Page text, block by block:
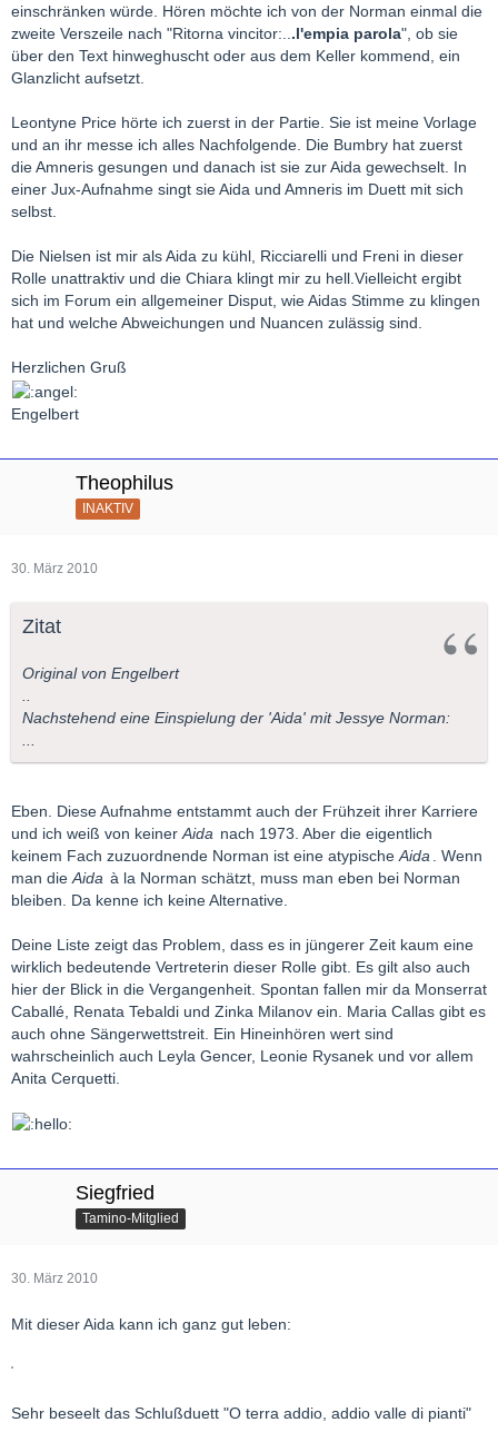
einschränken würde. Hören möchte ich von der Norman einmal die
zweite Verszeile nach "Ritorna vincitor:...l'empia parola", ob sie
über den Text hinweghuscht oder aus dem Keller kommend, ein
Glanzlicht aufsetzt.
Leontyne Price hörte ich zuerst in der Partie. Sie ist meine Vorlage
und an ihr messe ich alles Nachfolgende. Die Bumbry hat zuerst
die Amneris gesungen und danach ist sie zur Aida gewechselt. In
einer Jux-Aufnahme singt sie Aida und Amneris im Duett mit sich
selbst.
Die Nielsen ist mir als Aida zu kühl, Ricciarelli und Freni in dieser
Rolle unattraktiv und die Chiara klingt mir zu hell.Vielleicht ergibt
sich im Forum ein allgemeiner Disput, wie Aidas Stimme zu klingen
hat und welche Abweichungen und Nuancen zulässig sind.
Herzlichen Gruß
Engelbert
Theophilus
INAKTIV
30. März 2010
Zitat
Original von Engelbert
Nachstehend eine Einspielung der 'Aida' mit Jessye Norman:
Eben. Diese Aufnahme entstammt auch der Frühzeit ihrer Karriere
und ich weiß von keiner Aida nach 1973. Aber die eigentlich
keinem Fach zuzuordnende Norman ist eine atypische Aida
. Wenn
man die Aida à la Norman schätzt, muss man eben bei Norman
bleiben. Da kenne ich keine Alternative.
Deine Liste zeigt das Problem, dass es in jüngerer Zeit kaum eine
wirklich bedeutende Vertreterin dieser Rolle gibt. Es gilt also auch
hier der Blick in die Vergangenheit. Spontan fallen mir da Monserrat
Caballé, Renata Tebaldi und Zinka Milanov ein. Maria Callas gibt es
auch ohne Sängerwettstreit. Ein Hineinhören wert sind
wahrscheinlich auch Leyla Gencer, Leonie Rysanek und vor allem
Anita Cerquetti.
Siegfried
Tamino-Mitglied
30. März 2010
Mit dieser Aida kann ich ganz gut leben:
Sehr beseelt das Schlußduett "O terra addio, addio valle di pianti"